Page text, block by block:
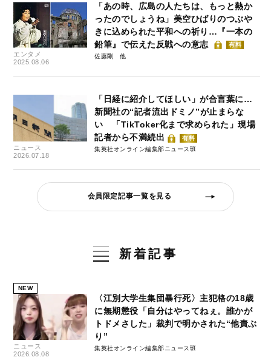
エンタメ
2025.08.06
「あの時、広島の人たちは、もっと熱か
ったのでしょうね」美空ひばりのつぶや
きに込められた平和への祈り…『一本の
鉛筆』で伝えた反戦への意志
有料
佐藤剛
ニュース
2026.07.18
「日経に紹介してほしい」が合言葉に…
新聞社の“記者流出ドミノ”が止まらな
い 「TikToker化まで求められた」現場
記者から不満続出
有料
集英社オンライン編集部ニュース班
会員限定記事一覧を見る
新着記事
NEW
ニュース
2026.08.08
〈江別大学生集団暴行死〉主犯格の18歳
に無期懲役「自分はやってねぇ。誰かが
トドメさした」裁判で明かされた“他責ぶ
り”
集英社オンライン編集部ニュース班